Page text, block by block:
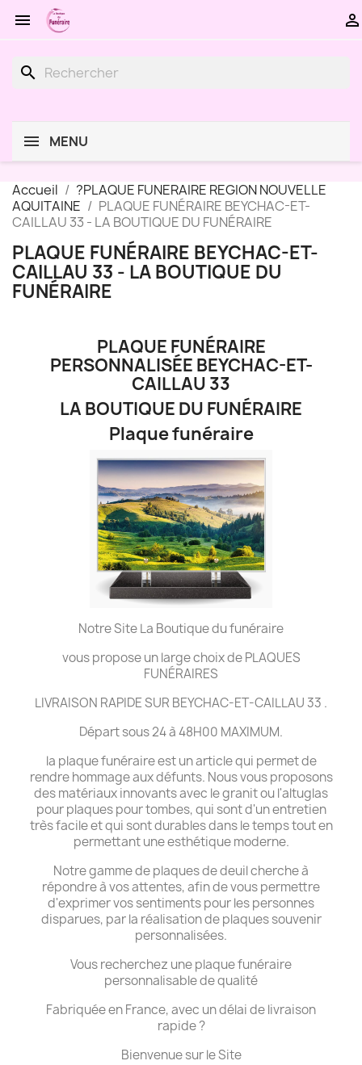
 
search
MENU
Accueil
?PLAQUE FUNERAIRE REGION NOUVELLE
AQUITAINE
PLAQUE FUNÉRAIRE BEYCHAC-ET-
CAILLAU 33 - LA BOUTIQUE DU FUNÉRAIRE
PLAQUE FUNÉRAIRE BEYCHAC-ET-
CAILLAU 33 - LA BOUTIQUE DU
FUNÉRAIRE
PLAQUE FUNÉRAIRE
PERSONNALISÉE BEYCHAC-ET-
CAILLAU 33
LA BOUTIQUE DU FUNÉRAIRE
Plaque funéraire
Notre Site La Boutique du funéraire
vous propose un large choix de PLAQUES
FUNÉRAIRES
LIVRAISON RAPIDE SUR BEYCHAC-ET-CAILLAU 33 .
Départ sous 24 à 48H00 MAXIMUM.
la plaque funéraire est un article qui permet de
rendre hommage aux défunts. Nous vous proposons
des matériaux innovants avec le granit ou l'altuglas
pour plaques pour tombes, qui sont d'un entretien
très facile et qui sont durables dans le temps tout en
permettant une esthétique moderne.
Notre gamme de plaques de deuil cherche à
répondre à vos attentes, afin de vous permettre
d'exprimer vos sentiments pour les personnes
disparues, par la réalisation de plaques souvenir
personnalisées.
Vous recherchez une plaque funéraire
personnalisable de qualité
Fabriquée en France, avec un délai de livraison
rapide ?
Bienvenue sur le Site